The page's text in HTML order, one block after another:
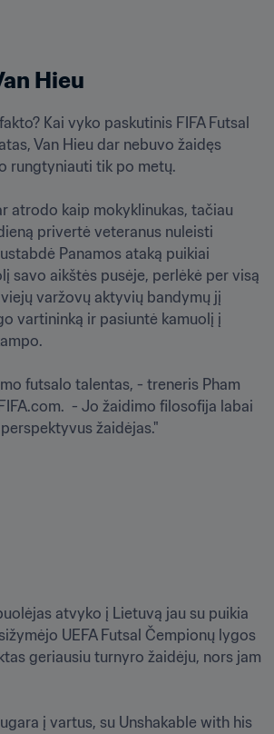
Hieu
Kai vyko paskutinis FIFA Futsal
Van Hieu dar nebuvo žaidęs
rungtyniauti tik po metų.
atrodo kaip mokyklinukas, tačiau
privertė veteranus nuleisti
Panamos ataką puikiai
savo aikštės pusėje, perlėkė per visą
varžovų aktyvių bandymų jį
vartininką ir pasiuntė kamuolį į
futsalo talentas, - treneris Pham
- Jo žaidimo filosofija labai
žaidėjas."
atvyko į Lietuvą jau su puikia
UEFA Futsal Čempionų lygos
geriausiu turnyro žaidėju, nors jam
į vartus, su Unshakable with his